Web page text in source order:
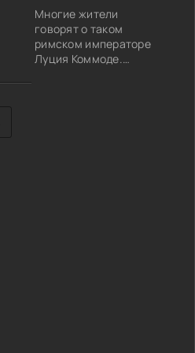
Многие жители
говорят о таком
римском императоре
Луция Коммоде.